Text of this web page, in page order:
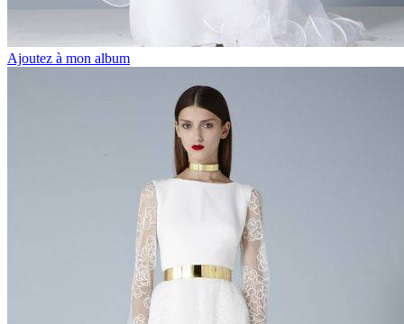
Ajoutez à mon album